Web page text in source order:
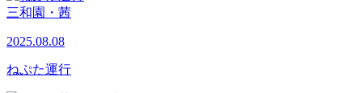
三和園・茜
2025.08.08
ねぷた運行